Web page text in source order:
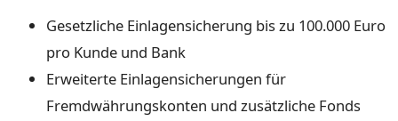
Gesetzliche Einlagensicherung bis zu 100.000 Euro
pro Kunde und Bank
Erweiterte Einlagensicherungen für
Fremdwährungskonten und zusätzliche Fonds